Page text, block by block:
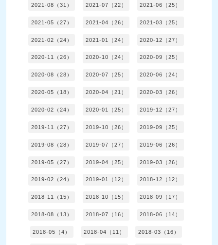
2021-08（31） 2021-07（22） 2021-06（25）
2021-05（27） 2021-04（26） 2021-03（25）
2021-02（24） 2021-01（24） 2020-12（27）
2020-11（26） 2020-10（24） 2020-09（25）
2020-08（28） 2020-07（25） 2020-06（24）
2020-05（18） 2020-04（21） 2020-03（26）
2020-02（24） 2020-01（25） 2019-12（27）
2019-11（27） 2019-10（26） 2019-09（25）
2019-08（28） 2019-07（27） 2019-06（26）
2019-05（27） 2019-04（25） 2019-03（26）
2019-02（24） 2019-01（12） 2018-12（12）
2018-11（15） 2018-10（15） 2018-09（17）
2018-08（13） 2018-07（16） 2018-06（14）
2018-05（4） 2018-04（11） 2018-03（16）